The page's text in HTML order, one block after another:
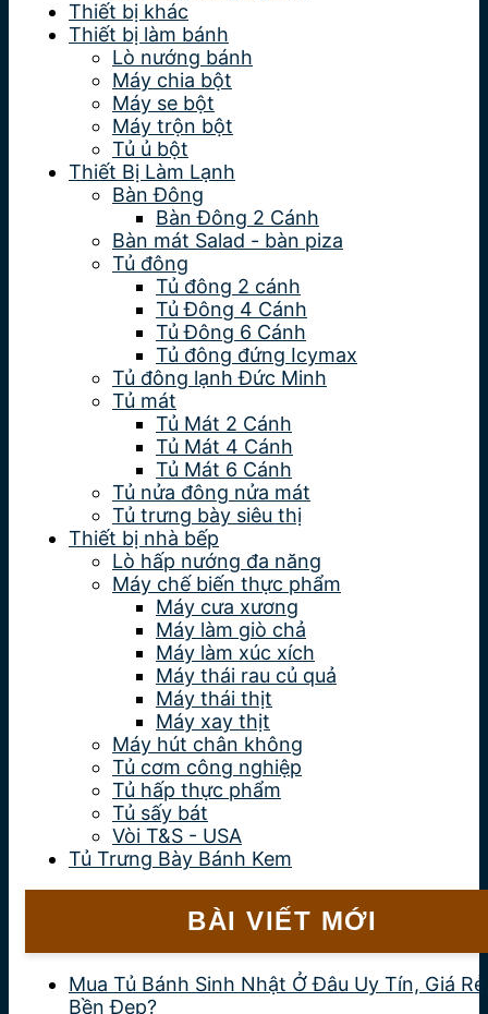
Thiết bị khác
Thiết bị làm bánh
Lò nướng bánh
Máy chia bột
Máy se bột
Máy trộn bột
Tủ ủ bột
Thiết Bị Làm Lạnh
Bàn Đông
Bàn Đông 2 Cánh
Bàn mát Salad - bàn piza
Tủ đông
Tủ đông 2 cánh
Tủ Đông 4 Cánh
Tủ Đông 6 Cánh
Tủ đông đứng Icymax
Tủ đông lạnh Đức Minh
Tủ mát
Tủ Mát 2 Cánh
Tủ Mát 4 Cánh
Tủ Mát 6 Cánh
Tủ nửa đông nửa mát
Tủ trưng bày siêu thị
Thiết bị nhà bếp
Lò hấp nướng đa năng
Máy chế biến thực phẩm
Máy cưa xương
Máy làm giò chả
Máy làm xúc xích
Máy thái rau củ quả
Máy thái thịt
Máy xay thịt
Máy hút chân không
Tủ cơm công nghiệp
Tủ hấp thực phẩm
Tủ sấy bát
Vòi T&S - USA
Tủ Trưng Bày Bánh Kem
BÀI VIẾT MỚI
Mua Tủ Bánh Sinh Nhật Ở Đâu Uy Tín, Giá
Bền Đẹp?